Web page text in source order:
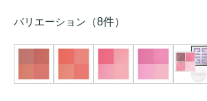
バリエーション （8件）